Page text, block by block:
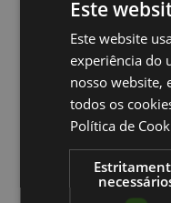
Este
Este website
experiência do
nosso website,
todos os
Política de